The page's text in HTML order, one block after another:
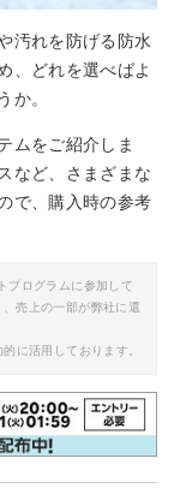
汚れを防げる防水
、どれを選べばよ
か。
ムをご紹介しま
など、さまざまな
で、購入時の参考
プログラムに参加して
売上の一部が弊社に還
に活用しております。